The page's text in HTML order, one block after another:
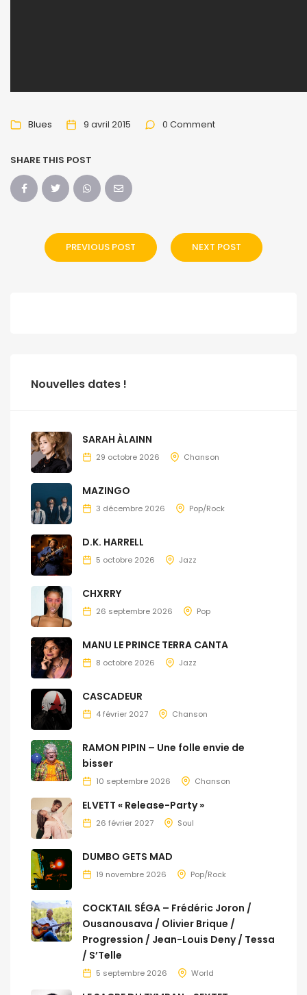
Blues 9 avril 2015 0 Comment
SHARE THIS POST
PREVIOUS POST NEXT POST
Nouvelles dates !
SARAH ÀLAINN
29 octobre 2026 Chanson
MAZINGO
3 décembre 2026 Pop/Rock
D.K. HARRELL
5 octobre 2026 Jazz
CHXRRY
26 septembre 2026 Pop
MANU LE PRINCE TERRA CANTA
8 octobre 2026 Jazz
CASCADEUR
4 février 2027 Chanson
RAMON PIPIN – Une folle envie de
bisser
10 septembre 2026 Chanson
ELVETT « Release-Party »
26 février 2027 Soul
DUMBO GETS MAD
19 novembre 2026 Pop/Rock
COCKTAIL SÉGA – Frédéric Joron /
Ousanousava / Olivier Brique /
Progression / Jean-Louis Deny / Tessa
/ S’Telle
5 septembre 2026 World